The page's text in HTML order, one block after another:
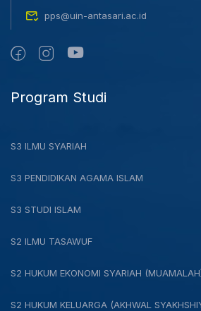
pps@uin-antasari.ac.id
Program Studi
S3 ILMU SYARIAH
S3 PENDIDIKAN AGAMA ISLAM
S3 STUDI ISLAM
S2 ILMU TASAWUF
S2 HUKUM EKONOMI SYARIAH
S2 HUKUM KELUARGA (AKHWAL